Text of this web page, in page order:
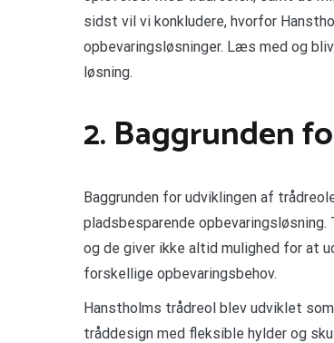
sidst vil vi konkludere, hvorfor
opbevaringsløsninger. Læs med og
løsning.
2. Baggrunden
Baggrunden for udviklingen af
pladsbesparende
og de giver ikke altid mulighed for at
forskellige opbevaringsbehov.
Hanstholms trådreol blev udviklet
tråddesign med fleksible hylder og